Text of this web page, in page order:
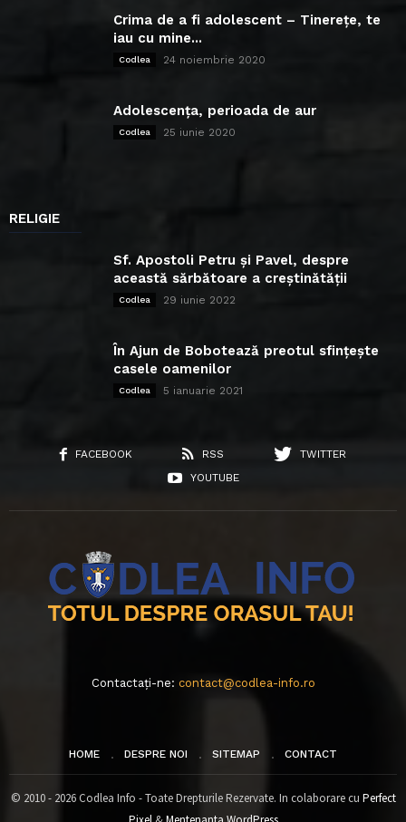
Crima de a fi adolescent – Tinerețe, te
iau cu mine...
Codlea 24 noiembrie 2020
Adolescența, perioada de aur
Codlea 25 iunie 2020
RELIGIE
Sf. Apostoli Petru și Pavel, despre
această sărbătoare a creștinătății
Codlea 29 iunie 2022
În Ajun de Bobotează preotul sfințește
casele oamenilor
Codlea 5 ianuarie 2021
FACEBOOK RSS
TWITTER
YOUTUBE
Contactați-ne: contact@codlea-info.ro
HOME DESPRE NOI SITEMAP CONTACT
© 2010 - 2026 Codlea Info - Toate Drepturile Rezervate. In colaborare cu Perfect